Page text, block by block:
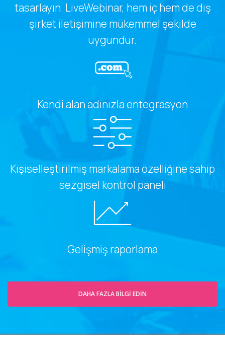
tasarlayın. LiveWebinar, hem iç hem de dış
şirket iletişimine mükemmel şekilde
uygundur.
Kendi alan adınızla entegrasyon
Kişiselleştirilmiş markalama özelliğine sahip
sezgisel kontrol paneli
Gelişmiş raporlama
DAHA FAZLA BILGI EDIN